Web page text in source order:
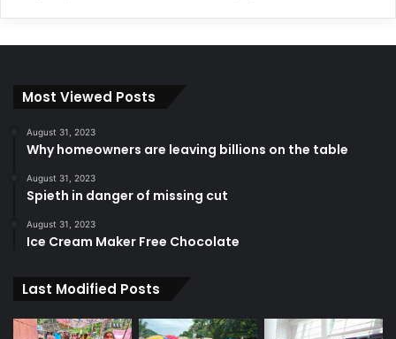
Most Viewed Posts
August 31, 2023
Why homeowners are leaving billions on the table
August 31, 2023
Spieth in danger of missing cut
August 31, 2023
Ice Cream Maker Free Chocolate
Last Modified Posts